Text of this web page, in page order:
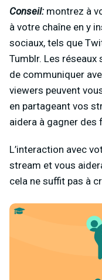
Conseil: montrez à
à votre chaîne en y
sociaux, tels que
Tumblr. Les
de communiquer
viewers peuvent
en partageant vos
aidera à gagner des
L’interaction avec
stream et vous
cela ne suffit pas à